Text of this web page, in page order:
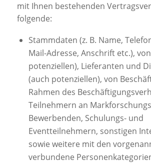
mit Ihnen bestehenden
folgende:
Stammdaten (z. B. Name,
Mail-Adresse, Anschrift etc.),
potenziellen), Lieferanten und
(auch potenziellen), von
Rahmen des
Teilnehmern an
Bewerbenden, Schulungs- und
Eventteilnehmern, sonstigen
sowie weitere mit den
verbundene